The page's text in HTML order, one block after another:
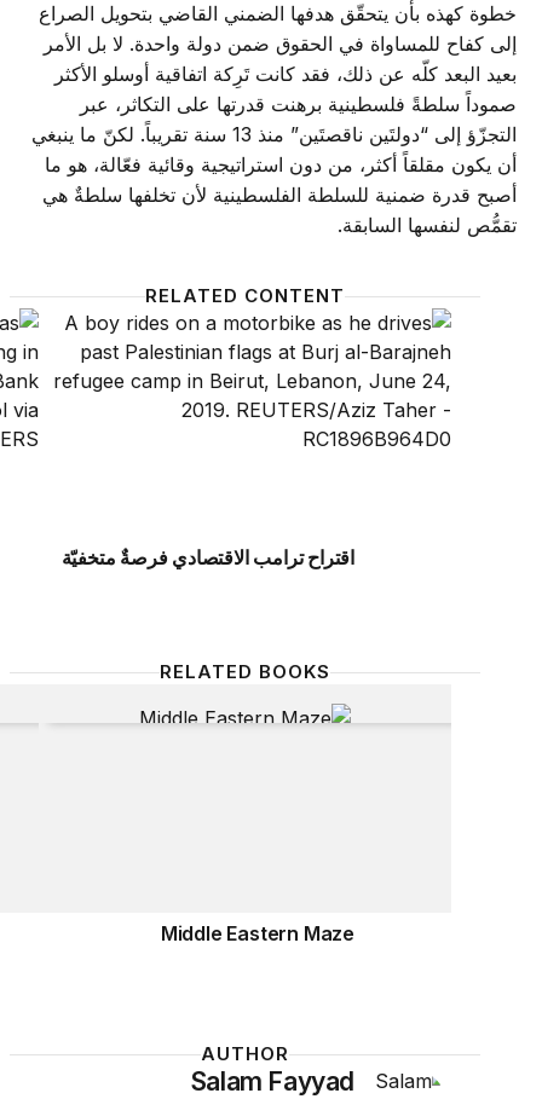
خطوة كهذه بأن يتحقّق هدفها الضمني القاضي بتحويل الصراع
إلى كفاح للمساواة في الحقوق ضمن دولة واحدة. لا بل الأمر
بعيد البعد كلّه عن ذلك، فقد كانت تَرِكة اتفاقية أوسلو الأكثر
صموداً سلطةً فلسطينية برهنت قدرتها على التكاثر، عبر
التجزّؤ إلى “دولتَين ناقصتَين” منذ 13 سنة تقريباً. لكنّ ما ينبغي
أن يكون مقلقاً أكثر، من دون استراتيجية وقائية فعّالة، هو ما
أصبح قدرة ضمنية للسلطة الفلسطينية لأن تخلفها سلطةٌ هي
تقمُّص لنفسها السابقة.
RELATED CONTENT
اقتراح ترامب الاقتصادي فرصةٌ متخفيّة
اقتراح ترامب الاقتصادي فرصةٌ متخفيّة
RELATED BOOKS
Middle Eastern Maze
Middle Eastern Maze
AUTHOR
Salam Fayyad